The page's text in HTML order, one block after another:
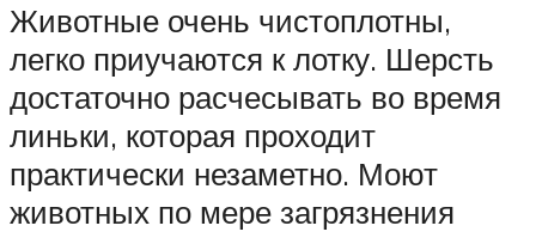
Животные очень чистоплотны,
легко приучаются к лотку. Шерсть
достаточно расчесывать во время
линьки, которая проходит
практически незаметно. Моют
животных по мере загрязнения